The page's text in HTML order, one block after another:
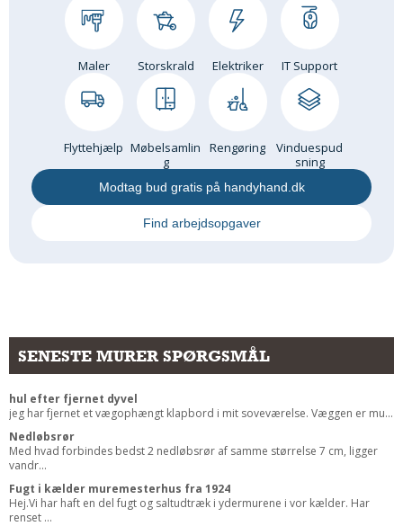
Maler Storskrald Elektriker IT Support
Flyttehjælp Møbelsamlin
g
Rengøring
Vinduespud
sning
Modtag bud gratis på handyhand.dk
Find arbejdsopgaver
SENESTE MURER SPØRGSMÅL
hul efter fjernet dyvel
jeg har fjernet et vægophængt klapbord i mit soveværelse. Væggen er mu...
Nedløbsrør
Med hvad forbindes bedst 2 nedløbsrør af samme størrelse 7 cm, ligger
vandr...
Fugt i kælder muremesterhus fra 1924
Hej.Vi har haft en del fugt og saltudtræk i ydermurene i vor kælder. Har
renset ...